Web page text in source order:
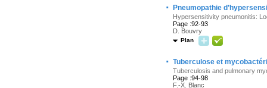
· Pneumopathie
Hypersensitivity pneumonitis:
Page :92-93
D. Bouvry
Plan
· Tuberculose et
Tuberculosis and pulmonary
Page :94-98
F.-X. Blanc